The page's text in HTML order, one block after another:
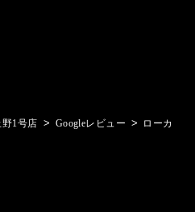
1号店 > Googleレビュー >
ローカ